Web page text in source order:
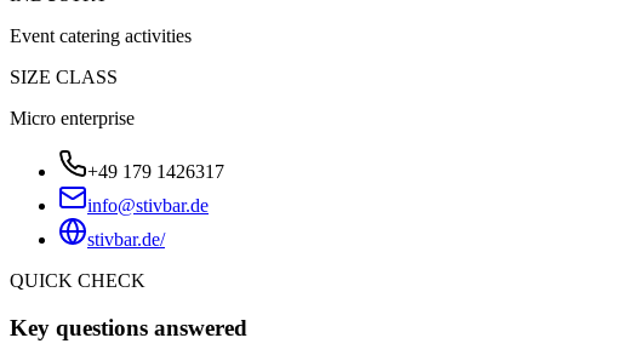
Event catering activities
SIZE CLASS
Micro enterprise
+49 179 1426317
info@stivbar.de
stivbar.de/
QUICK CHECK
Key questions answered